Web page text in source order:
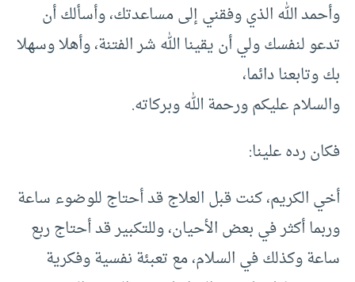
وأحمد الله الذي وفقني إلى مساعدتك، وأسألك أن
تدعو لنفسك ولي أن يقينا الله شر الفتنة، وأهلا وسهلا
بك وتابعنا دائما،
والسلام عليكم ورحمة الله وبركاته.
فكان رده علينا:
أخي الكريم، كنت قبل العلاج قد أحتاج للوضوء ساعة
وربما أكثر في بعض الأحيان، وللتكبير قد أحتاج ربع
ساعة وكذلك في السلام، مع تعبئة نفسية وفكرية